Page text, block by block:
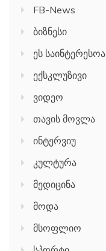
FB-News
ბიზნესი
ეს საინტერესოა
ექსკლუზივი
ვიდეო
თავის მოვლა
ინტერვიუ
კულტურა
მედიცინა
მოდა
მსოფლიო